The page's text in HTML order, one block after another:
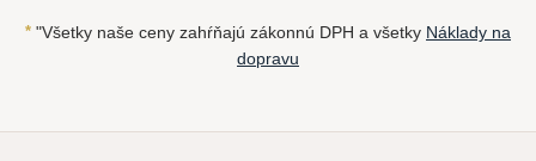
* "Všetky naše ceny zahŕňajú zákonnú DPH a všetky Náklady na
dopravu